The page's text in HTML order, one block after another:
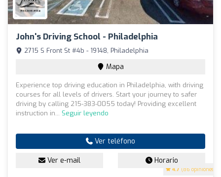
John's Driving School - Philadelphia
4.7 (86 opiniones)
2715 S Front St #4b - 19148, Philadelphia
Mapa
Experience top driving education in Philadelphia, with driving
courses for all levels of drivers. Start your journey to safer
driving by calling 215-383-0055 today! Providing excellent
instruction in... Seguir leyendo
Ver teléfono
Ver e-mail Horario